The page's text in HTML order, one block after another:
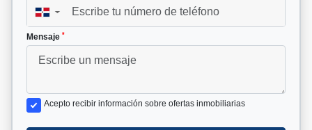
▼
Mensaje *
Acepto recibir información sobre ofertas inmobiliarias